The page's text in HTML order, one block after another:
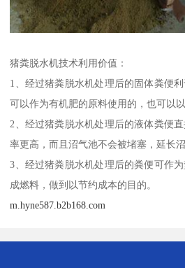
猪粪脱水机技术利用价值：
1、经过猪粪脱水机处理后的固体粪便
可以作为有机肥的原料使用的，也可以以
2、经过猪粪脱水机处理后的液体粪便
率更高，而且沼气池不会被堵塞，延长
3、经过猪粪脱水机处理后的粪便可作
成燃料，做到以节约成本的目的。
m.hyne587.b2b168.com